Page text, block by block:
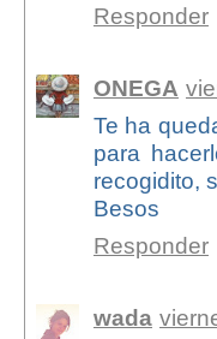
Responder
ONEGA
Te ha
para
recogidito,
Besos
Responder
wada